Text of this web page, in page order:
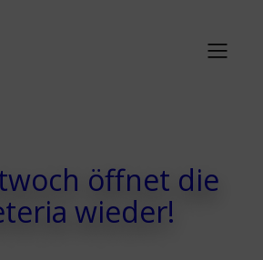
öffnet die
wieder!